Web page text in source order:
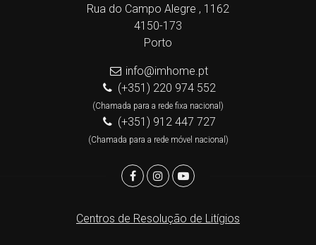
Rua do Campo Alegre , 1162
4150-173
Porto
info@imhome.pt
(+351) 220 974 552
(Chamada para a rede fixa nacional)
(+351) 912 447 727
(Chamada para a rede móvel nacional)
Centros de Resolução de Litígios